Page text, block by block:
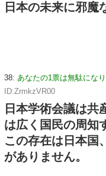
日本の未来に邪魔
38: あなたの1票は無駄にな
ID:ZrmkzVR00
日本学術会議は共
は広く国民の周知
この存在は日本国
がありません。